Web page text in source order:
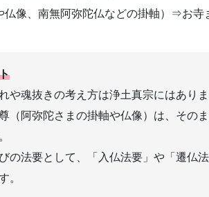
仏像、南無阿弥陀仏などの掛軸）⇒お寺
や魂抜きの考え方は浄土真宗にはありま
尊（阿弥陀さまの掛軸や仏像）は、その
びの法要として、「入仏法要」や「遷仏
。